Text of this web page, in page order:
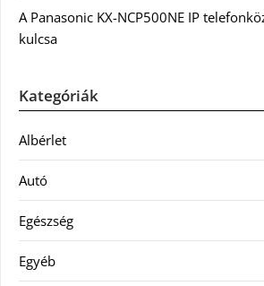
A Panasonic KX-NCP500NE IP
kulcsa
Kategóriák
Albérlet
Autó
Egészség
Egyéb